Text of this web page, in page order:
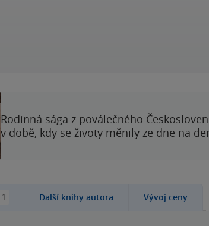
Rodinná sága z poválečného
v době, kdy se životy měnily ze dne na
1 Další knihy autora Vývoj ceny